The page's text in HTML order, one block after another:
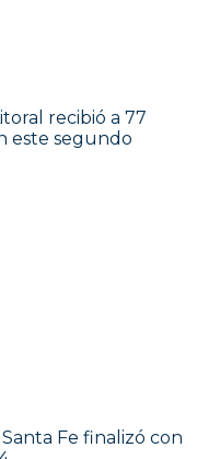
recibió a 77
este segundo
Fe finalizó con